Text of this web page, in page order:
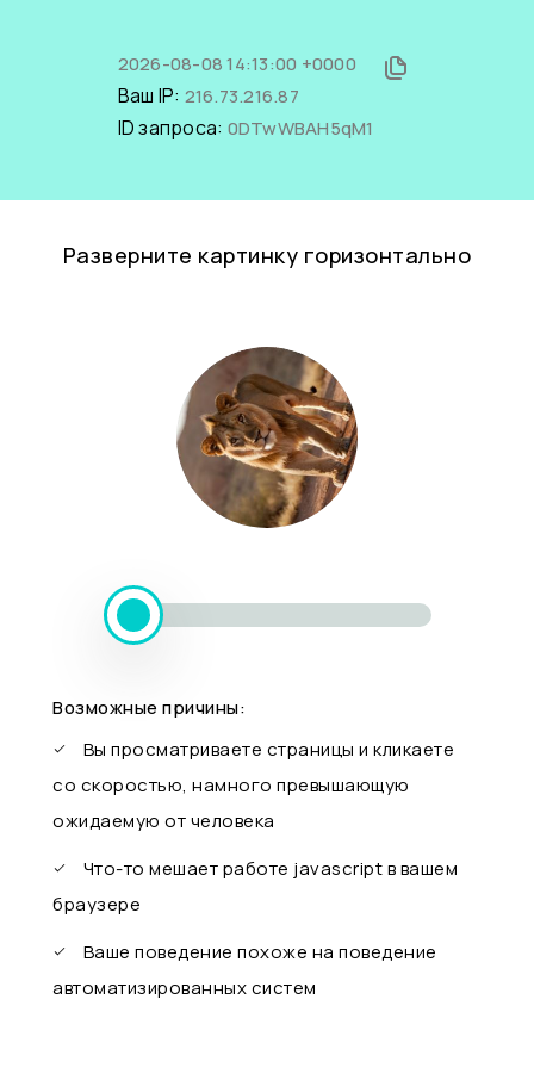
2026-08-08 14:13:00 +0000
Ваш IP: 216.73.216.87
ID запроса: 0DTwWBAH5qM1
Разверните картинку горизонтально
Возможные причины:
Вы просматриваете страницы и кликаете
со скоростью, намного превышающую
ожидаемую от человека
Что-то мешает работе javascript в вашем
браузере
Ваше поведение похоже на поведение
автоматизированных систем